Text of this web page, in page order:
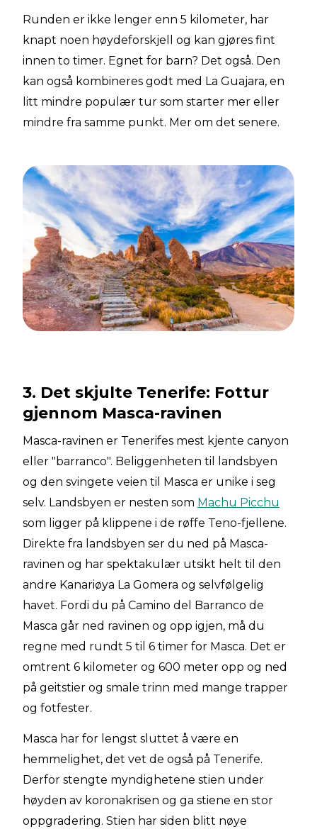
Runden er ikke lenger enn 5 kilometer, har
knapt noen høydeforskjell og kan gjøres fint
innen to timer. Egnet for barn? Det også. Den
kan også kombineres godt med La Guajara, en
litt mindre populær tur som starter mer eller
mindre fra samme punkt. Mer om det senere.
3. Det skjulte Tenerife: Fottur
gjennom Masca-ravinen
Masca-ravinen er Tenerifes mest kjente canyon
eller "barranco". Beliggenheten til landsbyen
og den svingete veien til Masca er unike i seg
selv. Landsbyen er nesten som Machu Picchu
som ligger på klippene i de røffe Teno-fjellene.
Direkte fra landsbyen ser du ned på Masca-
ravinen og har spektakulær utsikt helt til den
andre Kanariøya La Gomera og selvfølgelig
havet. Fordi du på Camino del Barranco de
Masca går ned ravinen og opp igjen, må du
regne med rundt 5 til 6 timer for Masca. Det er
omtrent 6 kilometer og 600 meter opp og ned
på geitstier og smale trinn med mange trapper
og fotfester.
Masca har for lengst sluttet å være en
hemmelighet, det vet de også på Tenerife.
Derfor stengte myndighetene stien under
høyden av koronakrisen og ga stiene en stor
oppgradering. Stien har siden blitt nøye